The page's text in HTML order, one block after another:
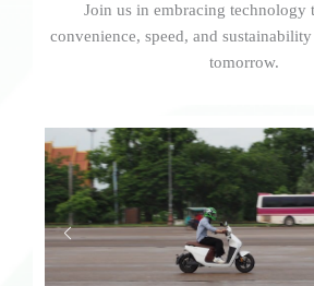
Join us in embracing technology
convenience, speed, and
tomorrow.